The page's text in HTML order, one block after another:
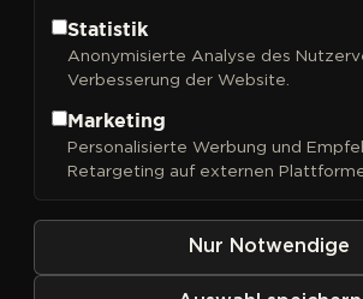
Sortieren nach
Statistik
Anonymisierte Analyse des
Verbesserung der Website.
Marketing
Personalisierte Werbung und
Retargeting auf externen
Nur Notwendige